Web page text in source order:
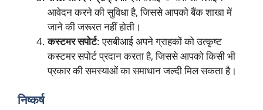
आवेदन करने की सुविधा है, जिससे आपको बैंक शाखा में
जाने की जरूरत नहीं होती।
कस्टमर सपोर्ट: एसबीआई अपने ग्राहकों को उत्कृष्ट
कस्टमर सपोर्ट प्रदान करता है, जिससे आपको किसी भी
प्रकार की समस्याओं का समाधान जल्दी मिल सकता है।
निष्कर्ष